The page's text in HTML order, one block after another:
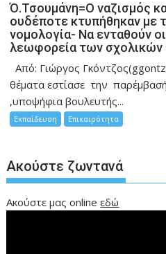
Ό.Τσουμάνη=Ο ναζισμός
ουδέποτε κτυπήθηκαν με
νομολογία- Να ενταθούν
λεωφορεία των σχολικών
Από: Γιώργος
θέματα εστίασε την
,υποψήφια βουλευτής...
Εκπαίδευση Επικαιρότητα
Ακούστε ζωντανά
Ακούστε μας onlineεδώ